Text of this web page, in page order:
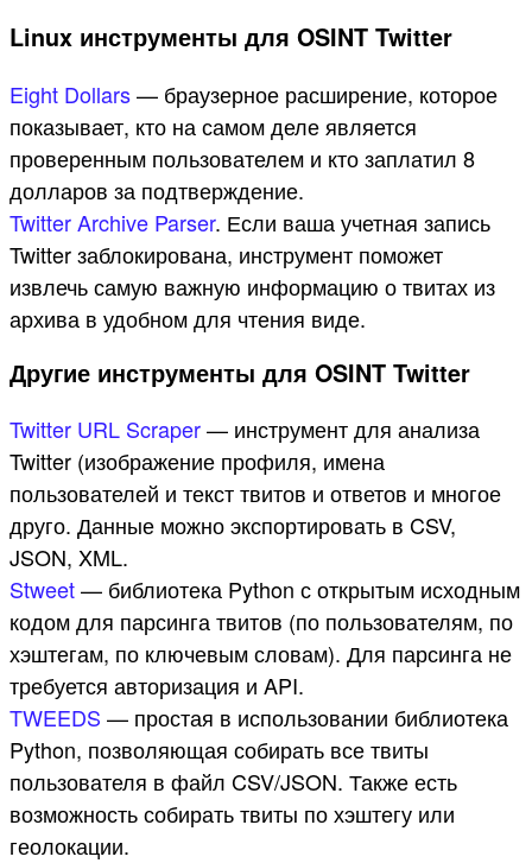
Linux инструменты для OSINT Twitter
Eight Dollars— браузерное расширение, которое
показывает, кто на самом деле является
проверенным пользователем и кто заплатил 8
долларов за подтверждение.
Twitter Archive Parser. Если ваша учетная запись
Twitter заблокирована, инструмент поможет
извлечь самую важную информацию о твитах из
архива в удобном для чтения виде.
Другие инструменты для OSINT Twitter
Twitter URL Scraper— инструмент для анализа
Twitter (изображение профиля, имена
пользователей и текст твитов и ответов и многое
друго. Данные можно экспортировать в CSV,
JSON, XML.
Stweet— библиотека Python с открытым исходным
кодом для парсинга твитов (по пользователям, по
хэштегам, по ключевым словам). Для парсинга не
требуется авторизация и API.
TWEEDS — простая в использовании библиотека
Python, позволяющая собирать все твиты
пользователя в файл CSV/JSON. Также есть
возможность собирать твиты по хэштегу или
геолокации.